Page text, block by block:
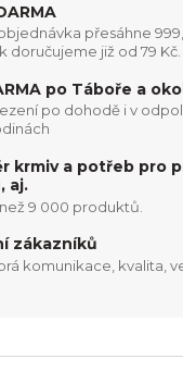
přesáhne
doručujeme již od 79 Kč.
po Táboře a
po dohodě i v
krmiv a potřeb pro
aj.
9 000 produktů.
zákazníků
komunikace, kvalita,